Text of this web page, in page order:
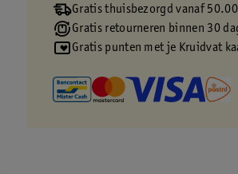
Gratis thuisbezorgd vanaf 50.00
Gratis retourneren binnen 30
Gratis punten met je Kruidvat